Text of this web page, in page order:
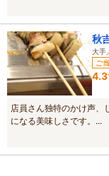
秋
大手
ご
4.3
店員さん独特のかけ声、
になる美味しさです。...